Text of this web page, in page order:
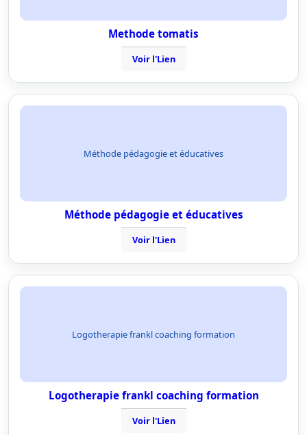
Methode tomatis
Voir l'Lien
Méthode pédagogie et éducatives
Méthode pédagogie et éducatives
Voir l'Lien
Logotherapie frankl coaching formation
Logotherapie frankl coaching formation
Voir l'Lien